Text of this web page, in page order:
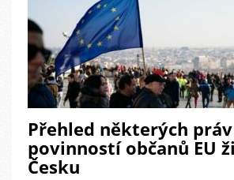
Přehled některých
povinností občanů EU
Česku